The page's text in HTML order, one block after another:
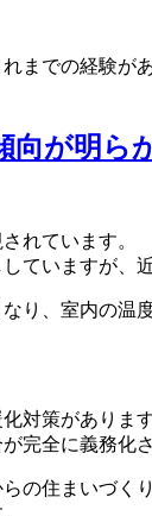
までの経験
向が明ら
れています。
ていますが、
り、室内の
対策があり
完全に義務化
の住まいづ